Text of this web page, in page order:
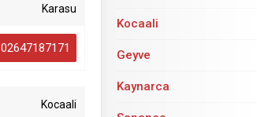
Karasu
02647187171
Kocaali
Kocaali
Geyve
Kaynarca